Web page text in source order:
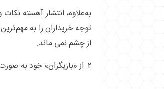
به‌علاوه، انتشار آهسته
توجه خریداران را به
از چشم نمی ماند.
۲. از «بازیگران» خود به صورت همزمان و هماهنگ استفاده کنید.